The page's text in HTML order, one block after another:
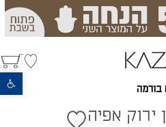
פתח סרגל נגישות
בורמה
ירוק אפיה